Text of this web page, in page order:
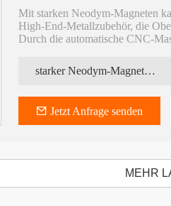
Mit starken Neodym-Magneten
High-End-Metallzubehör, die
Durch die automatische CNC-
Er kann mit allen auf dem Markt
geschlossenen Haken usw.
starker Neodym-Magnet für die Bergungsfischerei
Jetzt Anfrage senden
MEHR